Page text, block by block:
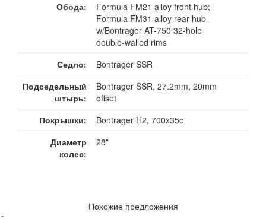
Обода:
Formula FM21 alloy front hub;
Formula FM31 alloy rear hub
w/Bontrager AT-750 32-hole
double-walled rims
Седло:
Bontrager SSR
Подседельный
штырь:
Bontrager SSR, 27.2mm, 20mm
offset
Покрышки:
Bontrager H2, 700x35c
Диаметр
колес:
28"
Похожие предложения